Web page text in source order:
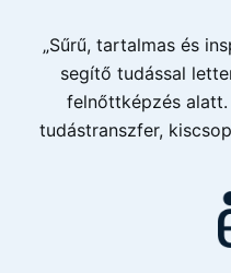
„Sűrű, tartalmas és
segítő tudással
felnőttképzés
tudástranszfer,